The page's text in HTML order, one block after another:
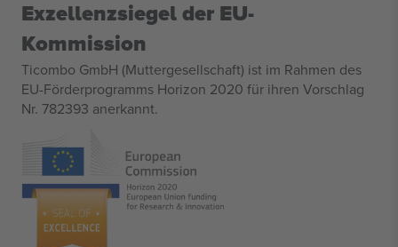
Exzellenzsiegel der EU-
Kommission
Ticombo GmbH (Muttergesellschaft) ist im Rahmen des
EU-Förderprogramms Horizon 2020 für ihren Vorschlag
Nr. 782393 anerkannt.